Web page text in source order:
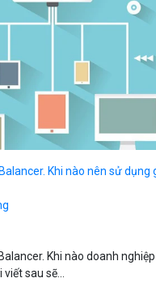
Khi nào nên sử dụng
Khi nào doanh
sau sẽ...